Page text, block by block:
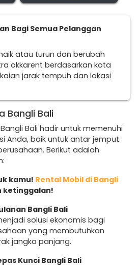
Bagi Semua Pelanggan
atau turun dan berubah
okkarent berdasarkan kota
jarak tempuh dan lokasi
Bangli Bali
Bali hadir untuk memenuhi
Anda, baik untuk antar jemput
Berikut adalah
kamu! Rental Mobil di Bangli
ketinggalan!
Bangli Bali
solusi ekonomis bagi
yang membutuhkan
jangka panjang.
Kunci Bangli Bali